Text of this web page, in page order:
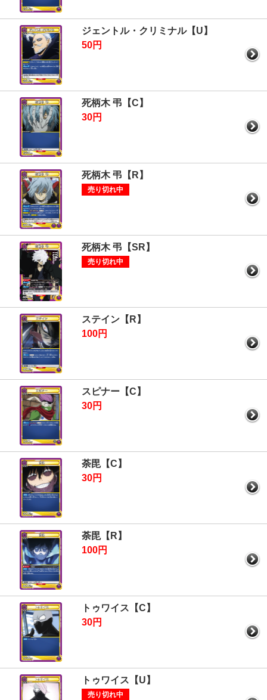
ジェントル・クリミナル【U】
50円
死柄木 弔【C】
30円
死柄木 弔【R】
売り切れ中
死柄木 弔【SR】
売り切れ中
ステイン【R】
100円
スピナー【C】
30円
荼毘【C】
30円
荼毘【R】
100円
トゥワイス【C】
30円
トゥワイス【U】
売り切れ中